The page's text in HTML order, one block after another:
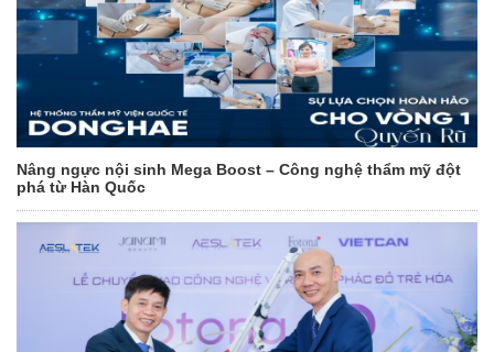
Nâng ngực nội sinh Mega Boost – Công nghệ thẩm mỹ đột
phá từ Hàn Quốc